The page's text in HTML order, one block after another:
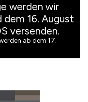
werden wir
dem 16. August
versenden.
ab dem 17.